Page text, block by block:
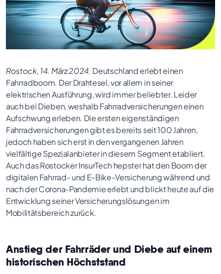
Rostock, 14. März 2024. Deutschland erlebt einen
Fahrradboom. Der Drahtesel, vor allem in seiner
elektrischen Ausführung, wird immer beliebter. Leider
auch bei Dieben, weshalb Fahrradversicherungen einen
Aufschwung erleben. Die ersten eigenständigen
Fahrradversicherungen gibt es bereits seit 100 Jahren,
jedoch haben sich erst in den vergangenen Jahren
vielfältige Spezialanbieter in diesem Segment etabliert.
Auch das Rostocker InsurTech hepster hat den Boom der
digitalen Fahrrad- und E-Bike-Versicherung während und
nach der Corona-Pandemie erlebt und blickt heute auf die
Entwicklung seiner Versicherungslösungen im
Mobilitätsbereich zurück.
Anstieg der Fahrräder und Diebe auf einem
historischen Höchststand